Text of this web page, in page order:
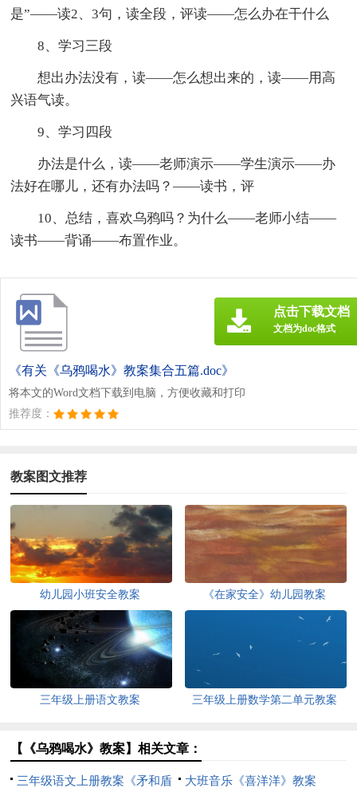
是”——读2、3句，读全段，评读——怎么办在干什么
8、学习三段
想出办法没有，读——怎么想出来的，读——用高
兴语气读。
9、学习四段
办法是什么，读——老师演示——学生演示——办
法好在哪儿，还有办法吗？——读书，评
10、总结，喜欢乌鸦吗？为什么——老师小结——
读书——背诵——布置作业。
《有关《乌鸦喝水》教案集合五篇.doc》
将本文的Word文档下载到电脑，方便收藏和打印
推荐度：
点击下载文档
文档为doc格式
教案图文推荐
幼儿园小班安全教案 《在家安全》幼儿园教案
三年级上册语文教案 三年级上册数学第二单元教案
【《乌鸦喝水》教案】相关文章：
三年级语文上册教案《矛和盾 大班音乐《喜洋洋》教案